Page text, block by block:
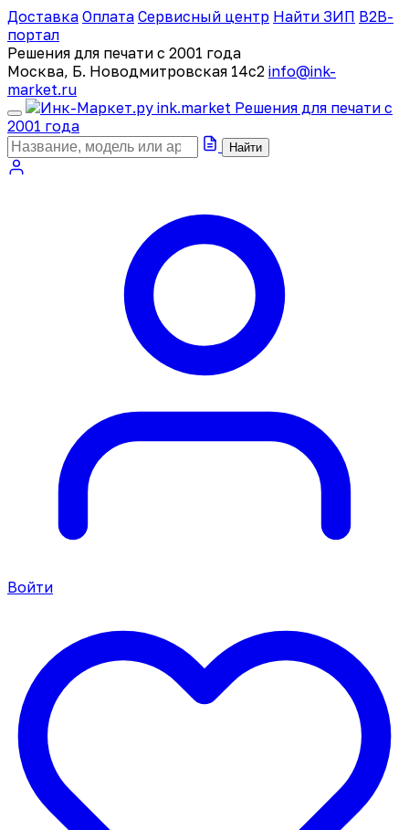
Доставка Оплата Сервисный центр Найти ЗИП B2B-
портал
Решения для печати с 2001 года
Москва, Б. Новодмитровская 14с2 info@ink-
market.ru
ink.market Решения для печати с
2001 года
Найти
Войти